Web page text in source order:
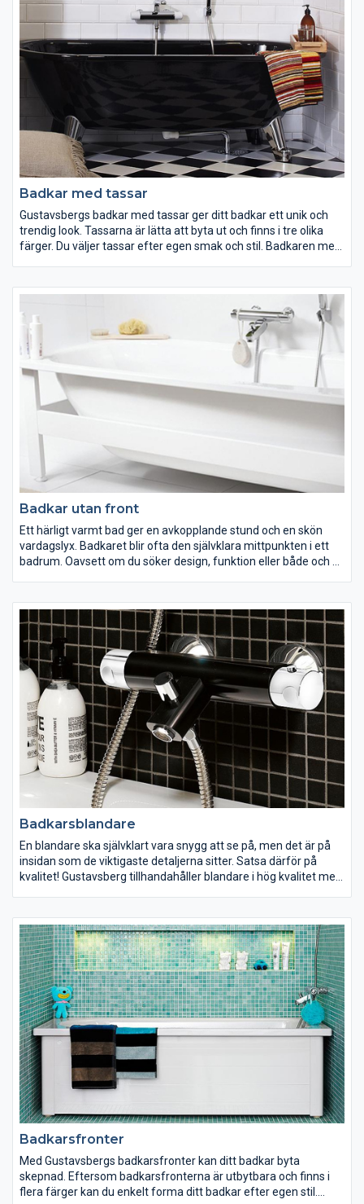
Badkar med tassar
Gustavsbergs badkar med tassar ger ditt badkar ett unik och
trendig look. Tassarna är lätta att byta ut och finns i tre olika
färger. Du väljer tassar efter egen smak och stil. Badkaren med
(Glazeplus) så att de blir säkra och lättare att rengöra.
Badkar utan front
Ett härligt varmt bad ger en avkopplande stund och en skön
vardagslyx. Badkaret blir ofta den självklara mittpunkten i ett
badrum. Oavsett om du söker design, funktion eller både och så
speciella ytbehandling blir ditt badkar både mindre halkigt och
mer lättstädat.
Badkarsblandare
En blandare ska självklart vara snygg att se på, men det är på
insidan som de viktigaste detaljerna sitter. Satsa därför på
kvalitet! Gustavsberg tillhandahåller blandare i hög kvalitet med
Gustavsberg med Safe Touch-funktion som reglerar
vattentemperaturen och eliminerar skållningsrisken.
Gustavsberg erbjuder ett noga genomtänkt urval av blandare
som passar dig och dina önskemål oavsett vilken inredning du
har.
Badkarsfronter
Med Gustavsbergs badkarsfronter kan ditt badkar byta
skepnad. Eftersom badkarsfronterna är utbytbara och finns i
flera färger kan du enkelt forma ditt badkar efter egen stil.